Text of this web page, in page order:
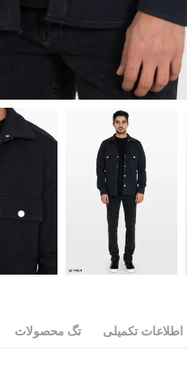
اطلاعات تکمیلی تگ محصولات